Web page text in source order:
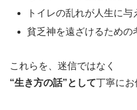
トイレの乱れが人生に与
貧乏神を遠ざけるための
これらを、迷信ではなく
“生き方の話”として丁寧にお